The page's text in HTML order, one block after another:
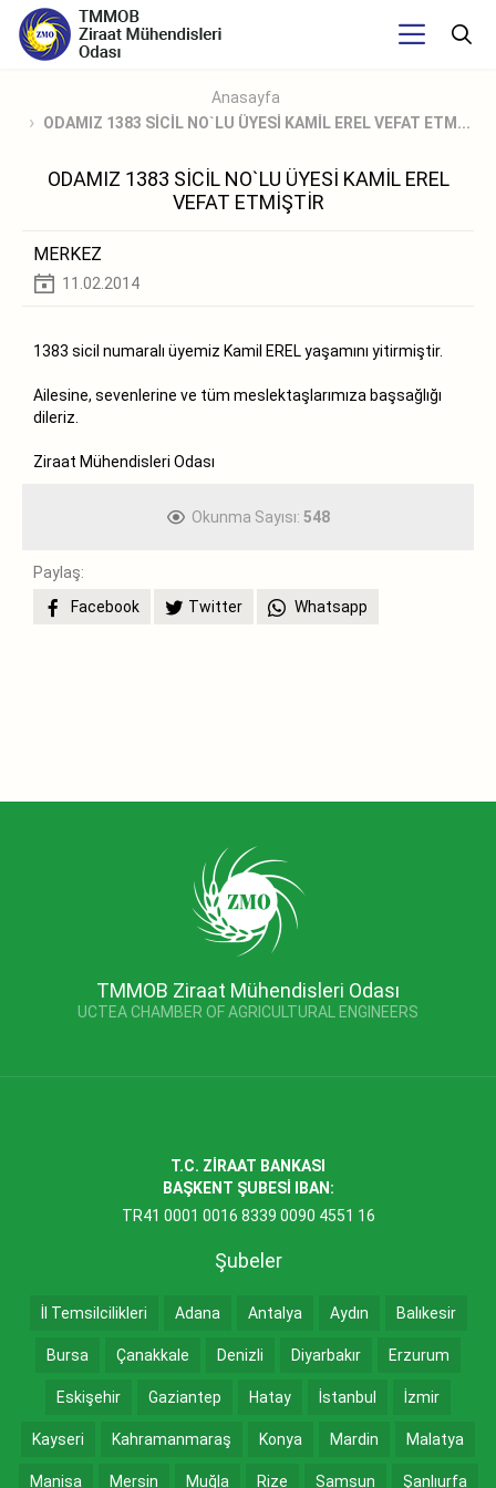
Anasayfa
ODAMIZ 1383 SİCİL NO`LU ÜYESİ KAMİL EREL VEFAT ETM...
ODAMIZ 1383 SİCİL NO`LU ÜYESİ KAMİL EREL
VEFAT ETMİŞTİR
MERKEZ
11.02.2014
1383 sicil numaralı üyemiz Kamil EREL yaşamını yitirmiştir.
Ailesine, sevenlerine ve tüm meslektaşlarımıza başsağlığı
dileriz.
Ziraat Mühendisleri Odası
Okunma Sayısı: 548
Paylaş:
Facebook
Twitter Whatsapp
TMMOB Ziraat Mühendisleri Odası
UCTEA CHAMBER OF AGRICULTURAL ENGINEERS
T.C. ZİRAAT BANKASI
BAŞKENT ŞUBESİ IBAN:
TR41 0001 0016 8339 0090 4551 16
Şubeler
İl Temsilcilikleri Adana Antalya Aydın Balıkesir
Bursa Çanakkale Denizli Diyarbakır Erzurum
Eskişehir Gaziantep Hatay İstanbul İzmir
Kayseri Kahramanmaraş Konya Mardin Malatya
Manisa Mersin Muğla Rize Samsun Şanlıurfa